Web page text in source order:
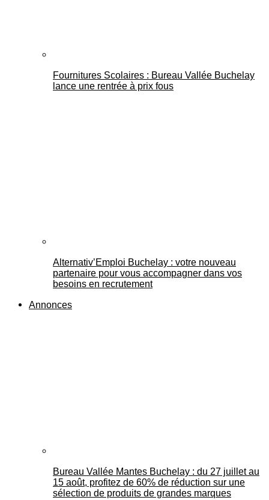
Fournitures Scolaires : Bureau Vallée Buchelay
lance une rentrée à prix fous
Alternativ’Emploi Buchelay : votre nouveau
partenaire pour vous accompagner dans vos
besoins en recrutement
Annonces
Bureau Vallée Mantes Buchelay : du 27 juillet au
15 août, profitez de 60% de réduction sur une
sélection de produits de grandes marques